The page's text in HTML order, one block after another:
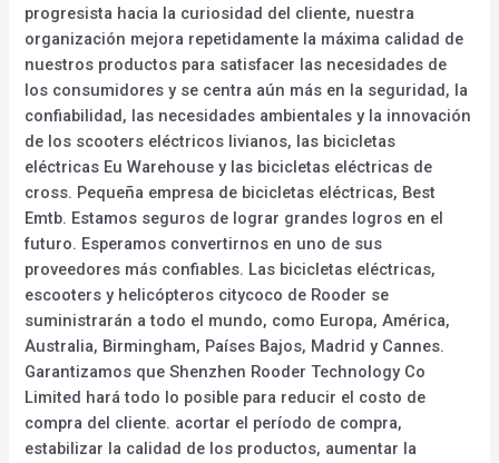
progresista hacia la curiosidad del cliente, nuestra
organización mejora repetidamente la máxima calidad de
nuestros productos para satisfacer las necesidades de
los consumidores y se centra aún más en la seguridad, la
confiabilidad, las necesidades ambientales y la innovación
de los scooters eléctricos livianos, las bicicletas
eléctricas Eu Warehouse y las bicicletas eléctricas de
cross. Pequeña empresa de bicicletas eléctricas, Best
Emtb. Estamos seguros de lograr grandes logros en el
futuro. Esperamos convertirnos en uno de sus
proveedores más confiables. Las bicicletas eléctricas,
escooters y helicópteros citycoco de Rooder se
suministrarán a todo el mundo, como Europa, América,
Australia, Birmingham, Países Bajos, Madrid y Cannes.
Garantizamos que Shenzhen Rooder Technology Co
Limited hará todo lo posible para reducir el costo de
compra del cliente. acortar el período de compra,
estabilizar la calidad de los productos, aumentar la